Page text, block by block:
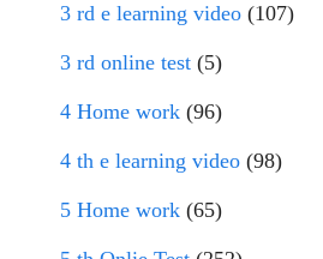
3 rd e learning video (107)
3 rd online test (5)
4 Home work (96)
4 th e learning video (98)
5 Home work (65)